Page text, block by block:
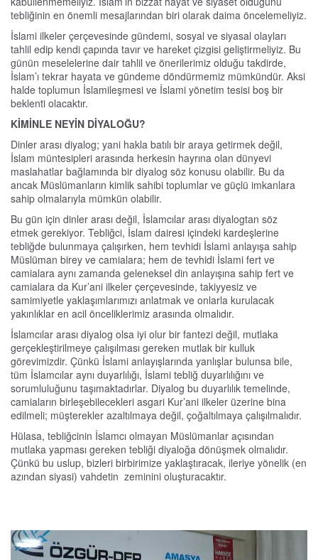
tebliğinin en önemli mesajlarından biri olarak daima öncelemeliyiz.
İslami ilkeler çerçevesinde gündemi, sosyal ve siyasal olayları
tahlil edip kendi çapında tavır ve hareket çizgisi geliştirmeliyiz. Bu
günün meselelerine dair tahlil ve önerilerimiz olduğu takdirde,
İslam’ı tekrar hayata ve gündeme döndürmemiz mümkündür. Aksi
halde toplumun İslamileşmesi ve İslami yönetim tesisi boş bir
beklenti olacaktır.
KİMİNLE NEYİN DİYALOĞU?
Dinler arası diyalog; yani hakla batılı bir araya getirmek değil,
İslam müntesipleri arasında herkesin hayrına olan dünyevi
maslahatlar bağlamında bir diyalog söz konusu olabilir. Bu da
ancak Müslümanların kimlik sahibi toplumlar ve güçlü imkanlara
sahip olmalarıyla mümkün olabilir.
Bu gün için dinler arası değil, İslamcılar arası diyalogtan söz
etmek gerekiyor. Tebliğci, İslam dairesi içindeki kardeşlerine
tebliğde bulunmaya çalışırken, hem tevhidi İslami anlayışa sahip
Müslüman birey ve camialara; hem de tevhidi İslami fert ve
camialara aynı zamanda geleneksel din anlayışına sahip fert ve
camialara da Kur’ani ilkeler çerçevesinde, takiyyesiz ve
samimiyetle yaklaşımlarımızı anlatmak ve onlarla kurulacak
yakınlıklar en acil önceliklerimiz arasında olmalıdır.
İslamcılar arası diyalog olsa iyi olur bir fantezi değil, mutlaka
gerçekleştirilmeye çalışılması gereken mutlak bir kulluk
görevimizdir. Çünkü İslami anlayışlarında yanlışlar bulunsa bile,
tüm İslamcılar aynı duyarlılığı, İslami tebliğ duyarlılığını ve
sorumluluğunu taşımaktadırlar. Diyalog bu duyarlılık temelinde,
camiaların birleşebilecekleri asgari Kur’ani ilkeler üzerine bina
edilmeli; müşterekler azaltılmaya değil, çoğaltılmaya çalışılmalıdır.
Hülasa, tebliğcinin İslamcı olmayan Müslümanlar açısından
mutlaka yapması gereken tebliği diyaloğa dönüşmek olmalıdır.
Çünkü bu uslup, bizleri birbirimize yaklaştıracak, ileriye yönelik (en
azından siyasi) vahdetin zeminini oluşturacaktır.